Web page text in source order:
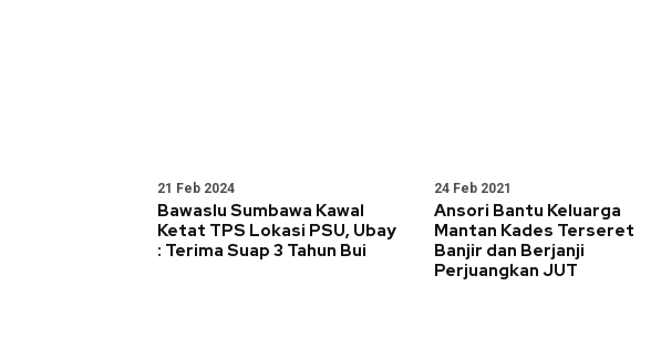
21 Feb 2024
Bawaslu Sumbawa Kawal
Ketat TPS Lokasi PSU, Ubay
: Terima Suap 3 Tahun Bui
24 Feb 2021
Ansori Bantu Keluarga
Mantan Kades Terseret
Banjir dan Berjanji
Perjuangkan JUT